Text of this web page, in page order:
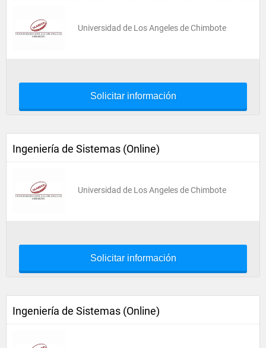
Universidad de Los Angeles de Chimbote
Solicitar información
Ingeniería de Sistemas (Online)
Universidad de Los Angeles de Chimbote
Solicitar información
Ingeniería de Sistemas (Online)